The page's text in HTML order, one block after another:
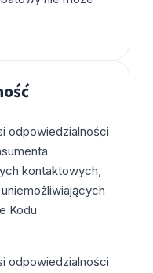
odpowiedzialności
kontaktowych,
Kodu
odpowiedzialności